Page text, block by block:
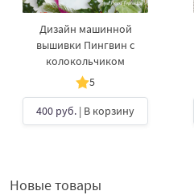
Дизайн машинной
вышивки Пингвин с
колокольчиком
5
400 руб. | В корзину
Новые товары